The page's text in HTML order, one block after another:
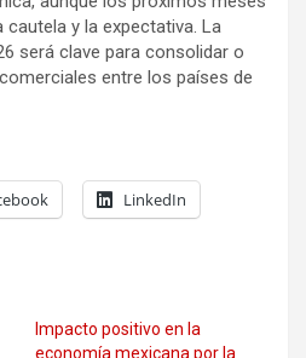
y la expectativa. La
será clave para consolidar o
entre los países de
LinkedIn
Impacto positivo en la
economía mexicana por la